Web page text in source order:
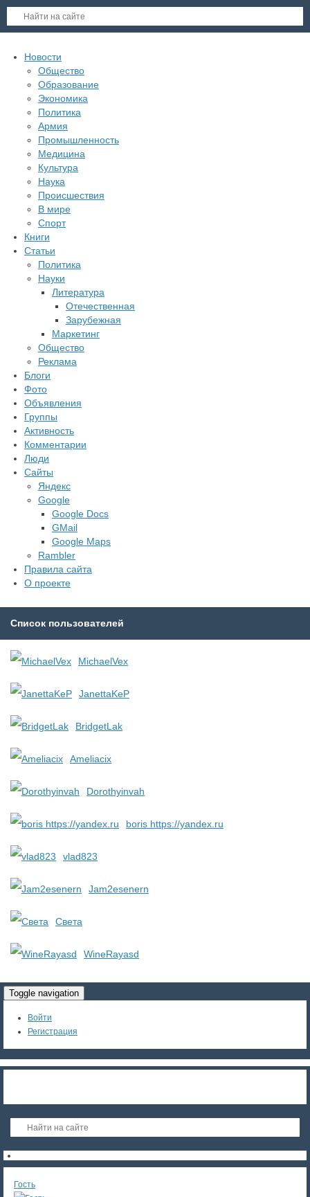
Новости
Общество
Образование
Экономика
Политика
Армия
Промышленность
Медицина
Культура
Наука
Происшествия
В мире
Спорт
Книги
Статьи
Политика
Науки
Литература
Отечественная
Зарубежная
Маркетинг
Общество
Реклама
Блоги
Фото
Объявления
Группы
Активность
Комментарии
Люди
Сайты
Яндекс
Google
Google Docs
GMail
Google Maps
Rambler
Правила сайта
О проекте
Список пользователей
MichaelVex
JanettaKeP
BridgetLak
Ameliacix
Dorothyinvah
boris https://yandex.ru
vlad823
Jam2esenern
Света
WineRayasd
Toggle navigation
Войти
Регистрация
Гость